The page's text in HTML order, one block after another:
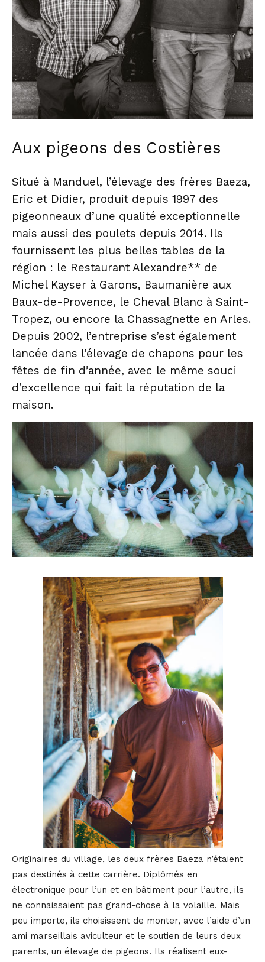
Aux pigeons des Costières
Situé à Manduel, l’élevage des frères Baeza,
Eric et Didier, produit depuis 1997 des
pigeonneaux d’une qualité exceptionnelle
mais aussi des poulets depuis 2014. Ils
fournissent les plus belles tables de la
région : le Restaurant Alexandre** de
Michel Kayser à Garons, Baumanière aux
Baux-de-Provence, le Cheval Blanc à Saint-
Tropez, ou encore la Chassagnette en Arles.
Depuis 2002, l’entreprise s’est également
lancée dans l’élevage de chapons pour les
fêtes de fin d’année, avec le même souci
d’excellence qui fait la réputation de la
maison.
Originaires du village, les deux frères Baeza n’étaient
pas destinés à cette carrière. Diplômés en
électronique pour l’un et en bâtiment pour l’autre, ils
ne connaissaient pas grand-chose à la volaille. Mais
peu importe, ils choisissent de monter, avec l’aide d’un
ami marseillais aviculteur et le soutien de leurs deux
parents, un élevage de pigeons. Ils réalisent eux-